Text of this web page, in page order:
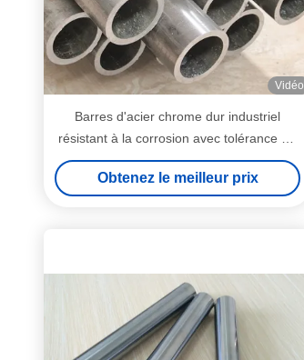
Vidéo
Barres d'acier chrome dur industriel
résistant à la corrosion avec tolérance F7
sur Dia
Obtenez le meilleur prix